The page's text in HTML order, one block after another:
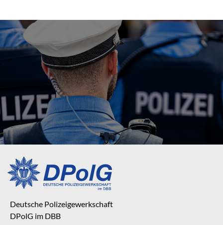
Deutsche Polizeigewerkschaft
DPolG im DBB